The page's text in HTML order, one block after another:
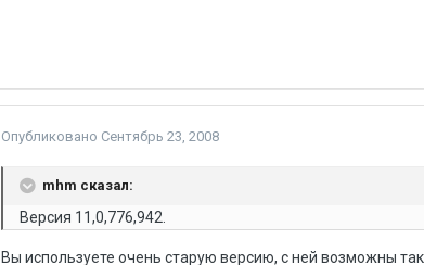
Опубликовано Сентябрь 23, 2008
mhm сказал:
Версия 11,0,776,942.
Вы используете очень старую версию, с ней возможны